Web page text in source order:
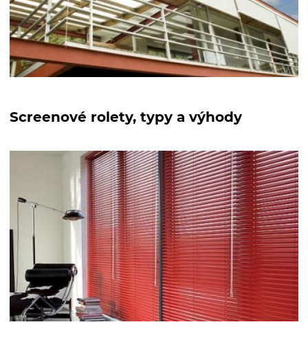
Screenové rolety, typy a výhody